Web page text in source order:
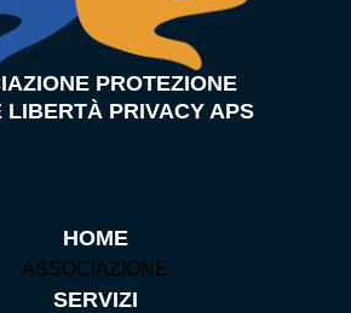
PROTEZIONE
LIBERTÀ PRIVACY APS
HOME
ASSOCIAZIONE
SERVIZI